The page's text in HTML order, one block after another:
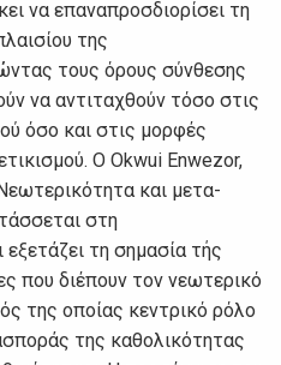
να επαναπροσδιορίσει τη
της
τους όρους σύνθεσης
να αντιταχθούν τόσο στις
όσο και στις μορφές
Ο Okwui Enwezor,
και μετα-
στη
εξετάζει τη σημασία τής
που διέπουν τον νεωτερικό
της οποίας κεντρικό ρόλο
της καθολικότητας